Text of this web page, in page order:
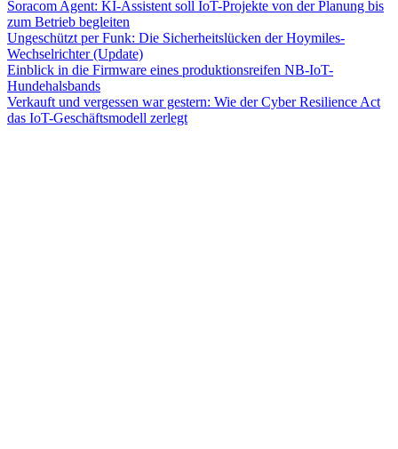
Soracom Agent: KI-Assistent soll IoT-Projekte von der Planung bis
zum Betrieb begleiten
Ungeschützt per Funk: Die Sicherheitslücken der Hoymiles-
Wechselrichter (Update)
Einblick in die Firmware eines produktionsreifen NB-IoT-
Hundehalsbands
Verkauft und vergessen war gestern: Wie der Cyber Resilience Act
das IoT-Geschäftsmodell zerlegt